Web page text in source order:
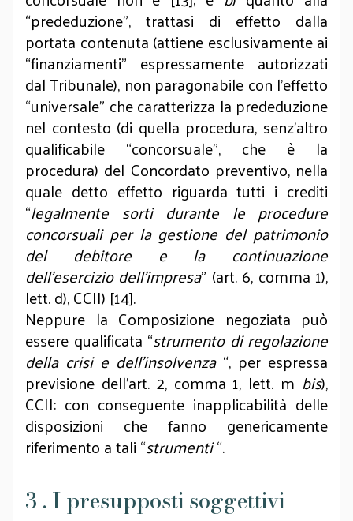
“prededuzione”, trattasi di effetto dalla
portata contenuta (attiene esclusivamente ai
“finanziamenti” espressamente autorizzati
dal Tribunale), non paragonabile con l’effetto
“universale” che caratterizza la prededuzione
nel contesto (di quella procedura, senz’altro
qualificabile “concorsuale”, che è la
procedura) del Concordato preventivo, nella
quale detto effetto riguarda tutti i crediti
“legalmente sorti durante le procedure
concorsuali per la gestione del patrimonio
del debitore e la continuazione
dell’esercizio dell’impresa” (art. 6, comma 1),
lett. d), CCII) [14].
Neppure la Composizione negoziata può
essere qualificata “strumento di regolazione
della crisi e dell’insolvenza“, per espressa
previsione dell’art. 2, comma 1, lett. m bis),
CCII: con conseguente inapplicabilità delle
disposizioni che fanno genericamente
riferimento a tali “strumenti“.
3 . I presupposti soggettivi